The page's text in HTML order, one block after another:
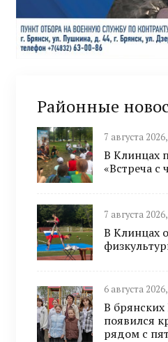
Районные
7 августа
В Клинцах
«Встреча с
7 августа
В Клинцах
6 августа
В
появился
рядом с